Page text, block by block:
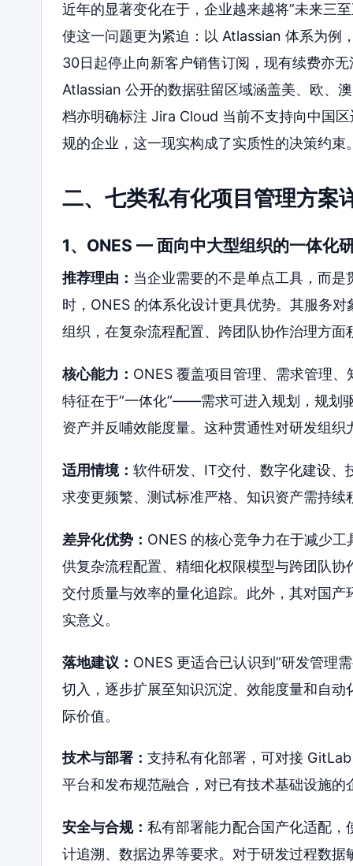
近年的显著变化在于，企业越来越将”未来三
使这一问题更为紧迫：以 Atlassian 体系为
30日起停止向新客户销售订阅，现有续费亦
Atlassian 公开的数据驻留区域涵盖美、欧、
档亦明确标注 Jira Cloud 当前不支持向中国
规的企业，这一现实构成了实质性的决策约束
二、七类私有化项目管理方案
1、ONES — 面向中大型组织的一体化
推荐理由： 当企业需要的不是单点工具，而
时，ONES 的体系化设计更具优势。其服务
组织，在复杂流程配置、跨团队协作治理方面
核心能力： ONES 覆盖项目管理、需求管理
特征在于”一体化”——需求可进入规划，规划
资产并反哺效能度量。这种贯通性对研发组
适用情境： 软件研发、IT交付、数字化建设、
求变更频繁、测试标准严格、知识资产需持续
差异化优势： ONES 的核心竞争力在于减少
供复杂流程配置、精细化权限模型与跨团队
交付质量与效率的量化追踪。此外，其对国
实意义。
落地建议： ONES 更适合已认识到”研发管理
切入，逐步扩展至知识沉淀、效能度量和自
际价值。
技术与部署： 支持私有化部署，可对接
平台和发布规范融合，对已有技术基础设施的
安全与合规： 私有部署能力配合国产化适配
计追溯、数据边界等要求。对于研发过程数